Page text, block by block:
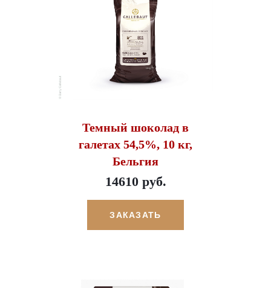
Темный шоколад в
галетах 54,5%, 10 кг,
Бельгия
14610 руб.
ЗАКАЗАТЬ